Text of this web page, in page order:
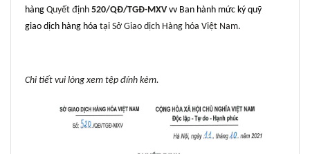
hàng Quyết định 520/QĐ/TGĐ-MXV vv Ban hành mức ký quỹ
giao dịch hàng hóa tại Sở Giao dịch Hàng hóa Việt Nam.
Chi tiết vui lòng xem tệp đính kèm.